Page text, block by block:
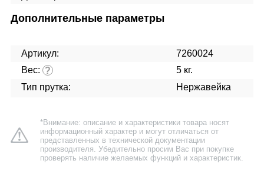
Дополнительные параметры
Артикул:
7260024
Вес: ?
5 кг.
Тип прутка:
Нержавейка
*Внимание: описание и характеристики товара носят
информационный характер и могут отличаться от
представленных в технической документации
производителя. Убедительно просим Вас при покупке
проверять наличие желаемых функций и характеристик.